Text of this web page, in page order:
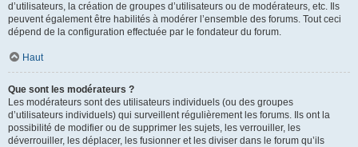
d’utilisateurs, la création de groupes d’utilisateurs ou de modérateurs, etc. Ils
peuvent également être habilités à modérer l’ensemble des forums. Tout ceci
dépend de la configuration effectuée par le fondateur du forum.
Haut
Que sont les modérateurs ?
Les modérateurs sont des utilisateurs individuels (ou des groupes
d’utilisateurs individuels) qui surveillent régulièrement les forums. Ils ont la
possibilité de modifier ou de supprimer les sujets, les verrouiller, les
déverrouiller, les déplacer, les fusionner et les diviser dans le forum qu’ils